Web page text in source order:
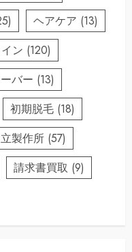
ヘアケア (13)
ン (120)
バー (13)
初期脱毛 (18)
製作所 (57)
請求書買取 (9)